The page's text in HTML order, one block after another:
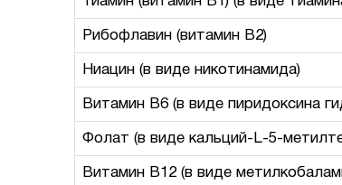
Рибофлавин (витамин B2)
Ниацин (в виде никотинамида)
Витамин B6 (в виде пиридоксина
Фолат (в виде кальций-L-5-
Витамин B12 (в виде